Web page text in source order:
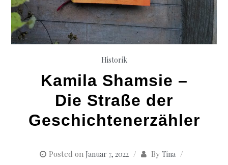
Historik
Kamila Shamsie –
Die Straße der
Geschichtenerzähler
Posted on Januar 7, 2022 By Tina